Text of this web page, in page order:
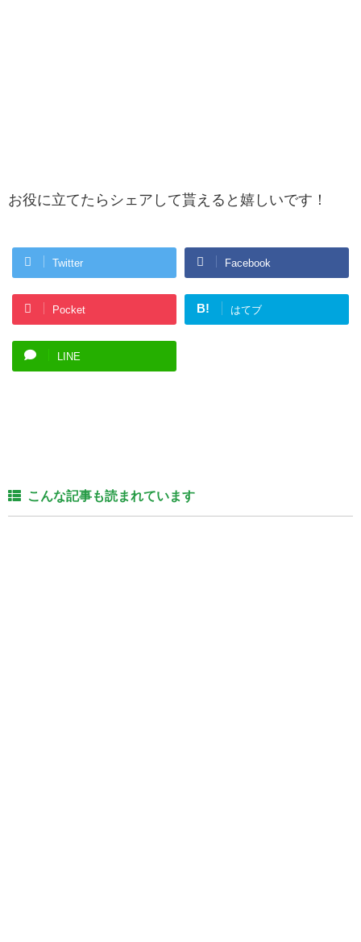
お役に立てたらシェアして貰えると嬉しいです！
Twitter Facebook
Pocket B! はてブ
LINE
こんな記事も読まれています